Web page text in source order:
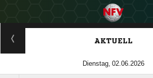
ANZEIGE
AKTUELL
 